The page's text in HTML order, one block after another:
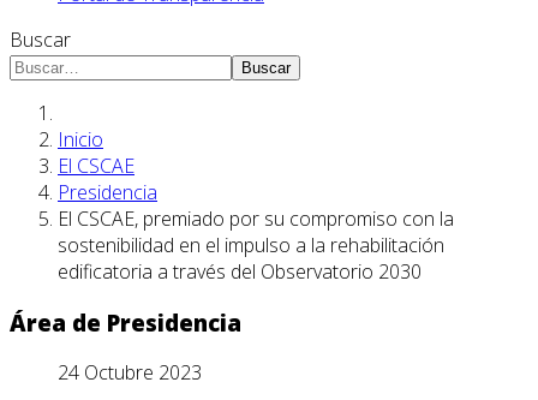
Buscar
Buscar
Inicio
El CSCAE
Presidencia
El CSCAE, premiado por su compromiso con la
sostenibilidad en el impulso a la rehabilitación
edificatoria a través del Observatorio 2030
Área de Presidencia
24 Octubre 2023